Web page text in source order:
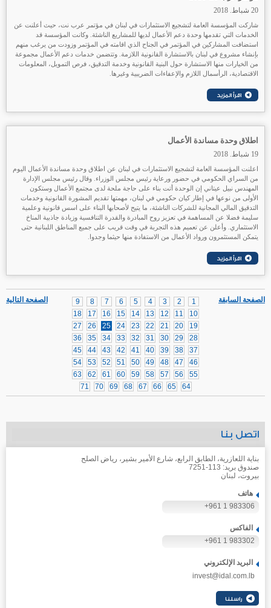
20 شباط. 2018
شاركت المؤسسة العامة لتشجيع الاستثمارات في لبنان في مؤتمر عرب نت، حيث أعلنت عن
الخدمات التي تقدمها وحدة دعم الأعمال لديها للمشاريع الناشئة. وكانت المؤسسة قد
استضافت المشاركين في المؤتمر في الجناح الذي اقامته في المؤتمر وزودت من يرغب منهم
بإنشاء مشروع في لبنان بالاستشارة القانونية اللازمة. وتتضمن خدمات دعم الأعمال مجموعة
من الخيارات منها الاستشارة حول البنية القانونية وخدمة التدقيق، فرص التمويل، المعلومات
الاقتصادية، الرأسمال اللازم والإعفاءات الضريبية وغيرها.
اطلاق وحدة مساندة الأعمال
19 شباط. 2018
اعلنت المؤسسة العامة لتشجيع الاستثمارات في لبنان عن اطلاق وحدة مساندة الأعمال اليوم
من السراي الحكومي في حضور ورعاية رئيس مجلس الوزراء. وقال رئيس مجلس الإدارة
المهندس نبيل عيتاني إن الوحدة أتت بناء على حاجة ملحة لدى مجتمع الأعمال وستكون
الأولى من نوعها في إطار كيان حكومي في لبنان، مهمتها تقديم المشورة القانونية وخدمات
التدقيق المالي المجانية للشركات الناشئة، ما يتيح لأصحابها البناء على اسس قانونية وعلمية
سليمة فضلا عن المساهمة في تعزيز روح المبادرة والقدرة التنافسية وزيادة جاذبية المناخ
الاستثماري. وأعلن عن تعميم هذه التجربة في وقت قريب على جميع المناطق اللبنانية حتى
يتمكن المستثمرون ورواد الأعمال من الاستفادة منها حيثما وجدوا.
الصفحة التالية 1
2
3
4
5
6
7
8
9
10
11
12
13
14
15
16
17
18
19
20
21
22
23
24
25
26
27
28
29
30
31
32
33
34
35
36
37
38
39
40
41
42
43
44
45
46
47
48
49
50
51
52
53
54
55
56
57
58
59
60
61
62
63
64
65
66
67
68
69
70
71
الصفحة السابقة
اتصل بنا
بناية اللعازرية، الطابق الرابع، شارع الأمير بشير، رياض الصلح
صندوق بريد: 113-7251
بيروت، لبنان
هاتف
+961 1 983306
الفاكس
+961 1 983302
البريد الإلكتروني
invest@idal.com.lb